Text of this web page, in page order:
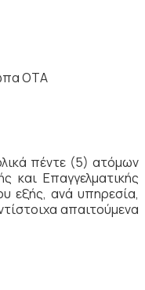
ΟΤΑ
πέντε (5) ατόμων
και Επαγγελματικής
εξής, ανά υπηρεσία,
απαιτούμενα